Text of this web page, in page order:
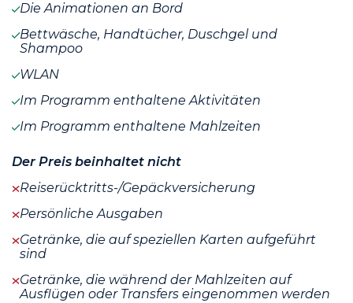
Die Animationen an Bord
Bettwäsche, Handtücher, Duschgel und
Shampoo
WLAN
Im Programm enthaltene Aktivitäten
Im Programm enthaltene Mahlzeiten
Der Preis beinhaltet nicht
Reiserücktritts-/Gepäckversicherung
Persönliche Ausgaben
Getränke, die auf speziellen Karten aufgeführt
sind
Getränke, die während der Mahlzeiten auf
Ausflügen oder Transfers eingenommen werden